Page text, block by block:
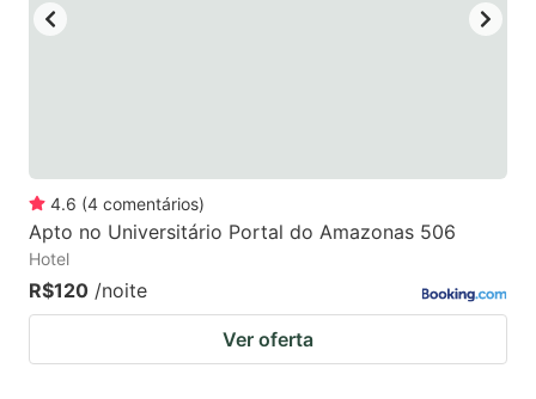
4.6 (4 comentários)
Apto no Universitário Portal do Amazonas 506
Hotel
R$120 /noite
Ver oferta